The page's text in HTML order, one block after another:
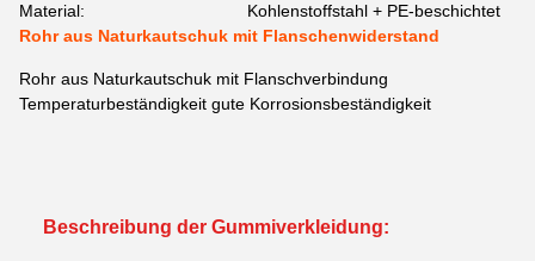
Material:
Kohlenstoffstahl + PE-beschichtet
Rohr aus Naturkautschuk mit Flanschenwiderstand
Rohr aus Naturkautschuk mit Flanschverbindung
Temperaturbeständigkeit gute Korrosionsbeständigkeit
Beschreibung der Gummiverkleidung: